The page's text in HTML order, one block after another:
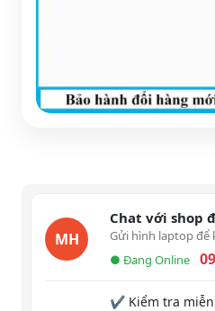
MH
Chat với shop
Gửi hình laptop để
● Đang Online
✔ Kiểm tra